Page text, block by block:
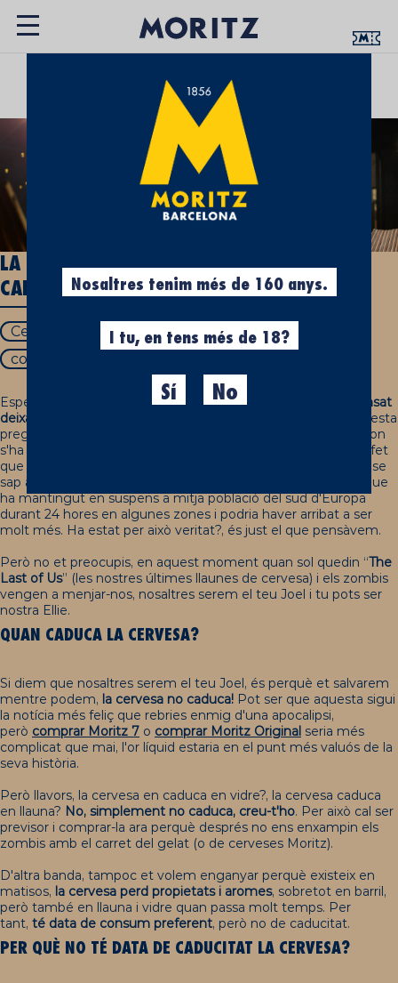
CERVESERA
LA CERVESA CADUCA? DESCOBREIX QUAN
CADUCA LA CERVESA
Cervesa caduca
caducitat cervesa
conservació de cervesa
Esperem que no et facis aquesta pregunta perquè
tens pensat
deixar que la teva cervesa caduqui
. Suposem que et fas aquesta
pregunta perquè t'has imaginat en un món postapocalíptic on
s'ha acabat
de manera industrial, pel fet
que hi ha hagut..., per exemple,
que encara no se
sap amb exactitud per què ha succeït. Figurem-nos a més que
ha mantingut en suspens a mitja població del sud d'Europa
durant 24 hores en algunes zones i podria haver arribat a ser
molt més. Ha estat per això veritat?, és just el que pensàvem.
Però no et preocupis, en aquest moment quan sol quedin “The
Last of Us” (les nostres últimes llaunes de cervesa) i els zombis
vengen a menjar-nos, nosaltres serem el teu Joel i tu pots ser
nostra Ellie.
QUAN CADUCA LA C ERVESA?
Si diem que nosaltres serem el teu Joel, és perquè et salvarem
mentre podem, la cervesa no caduca! Pot ser que aquesta sigui
la notícia més feliç que rebries enmig d'una apocalipsi,
però comprar Moritz 7 o comprar Moritz Original seria més
complicat que mai, l'or líquid estaria en el punt més valuós de la
seva història.
Però llavors, la cervesa en caduca en vidre?, la cervesa caduca
en llauna? No, simplement no caduca, creu-t'ho. Per això cal ser
previsor i comprar-la ara perquè després no ens enxampin els
zombis amb el carret del gelat (o de cerveses Moritz).
D'altra banda, tampoc et volem enganyar perquè existeix en
matisos, la cervesa perd propietats i aromes, sobretot en barril,
però també en llauna i vidre quan passa molt temps. Per
tant, té data de consum preferent, però no de caducitat.
PER QUÈ NO TÉ DATA DE CADUCITAT LA C ERVESA?
Nosaltres tenim més de 160 anys.
I tu, en tens més de 18?
Sí No